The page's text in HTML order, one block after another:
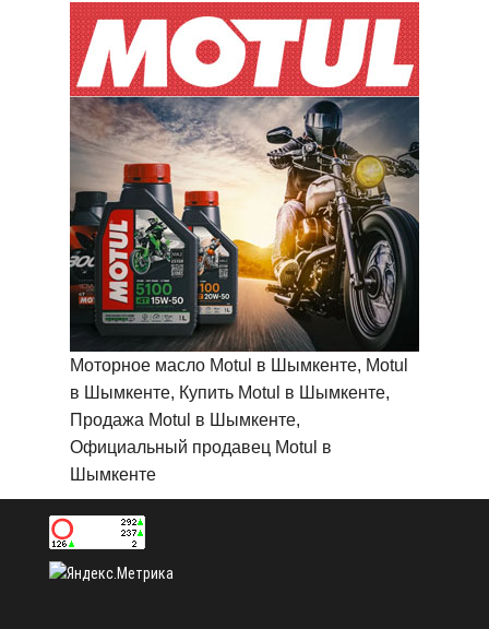
Моторное масло Motul в Шымкенте, Motul
в Шымкенте, Купить Motul в Шымкенте,
Продажа Motul в Шымкенте,
Официальный продавец Motul в
Шымкенте